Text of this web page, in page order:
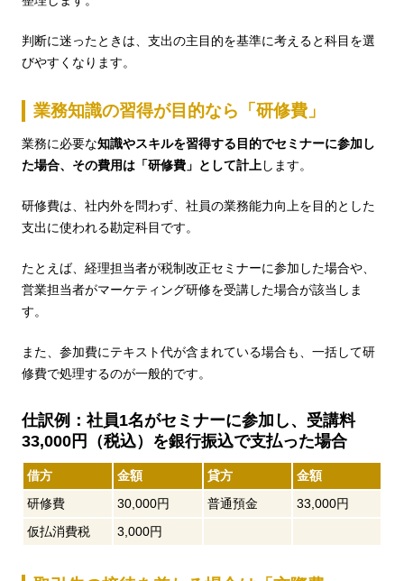
判断に迷ったときは、支出の主目的を基準に考えると科目を選
びやすくなります。
業務知識の習得が目的なら「研修費」
業務に必要な知識やスキルを習得する目的でセミナーに参加し
た場合、その費用は「研修費」として計上 します。
研修費は、社内外を問わず、社員の業務能力向上を目的とした
支出に使われる勘定科目です。
たとえば、経理担当者が税制改正セミナーに参加した場合や、
営業担当者がマーケティング研修を受講した場合が該当しま
す。
また、参加費にテキスト代が含まれている場合も、一括して研
修費で処理するのが一般的です。
仕訳例：社員1名がセミナーに参加し、受講料
33,000円（税込）を銀行振込で支払った場合
借方 金額 貸方
金額
研修費
30,000円 普通預金
33,000円
仮払消費税
3,000円